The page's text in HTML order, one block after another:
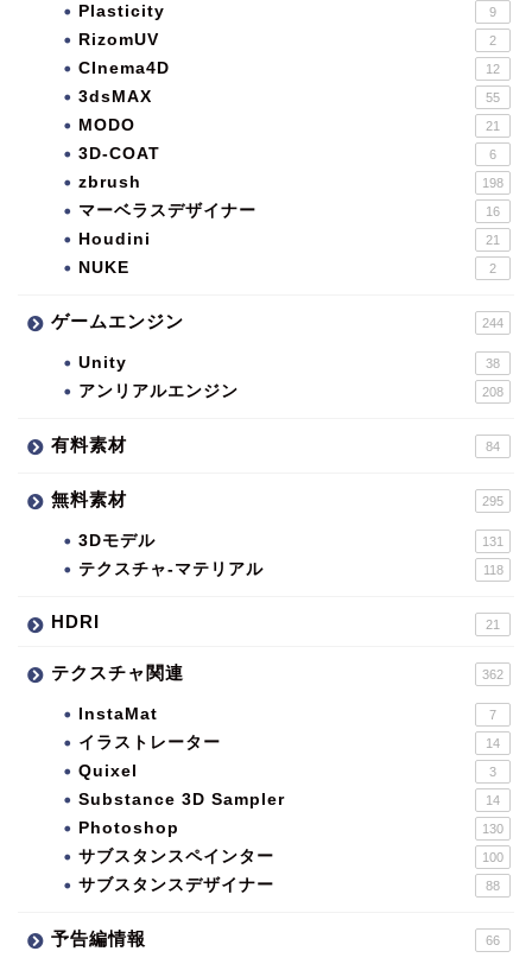
Plasticity 9
RizomUV 2
CInema4D 12
3dsMAX 55
MODO 21
3D-COAT 6
zbrush 198
マーベラスデザイナー 16
Houdini 21
NUKE 2
ゲームエンジン 244
Unity 38
アンリアルエンジン 208
有料素材 84
無料素材 295
3Dモデル 131
テクスチャ-マテリアル 118
HDRI 21
テクスチャ関連 362
InstaMat 7
イラストレーター 14
Quixel 3
Substance 3D Sampler 14
Photoshop 130
サブスタンスペインター 100
サブスタンスデザイナー 88
予告編情報 66